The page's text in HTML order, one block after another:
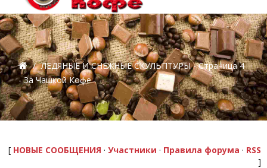
/ ЛЕДЯНЫЕ И СНЕЖНЫЕ СКУЛЬПТУРЫ - Страница 4
- За Чашкой Кофе
[ НОВЫЕ СООБЩЕНИЯ · Участники · Правила форума · RSS
]